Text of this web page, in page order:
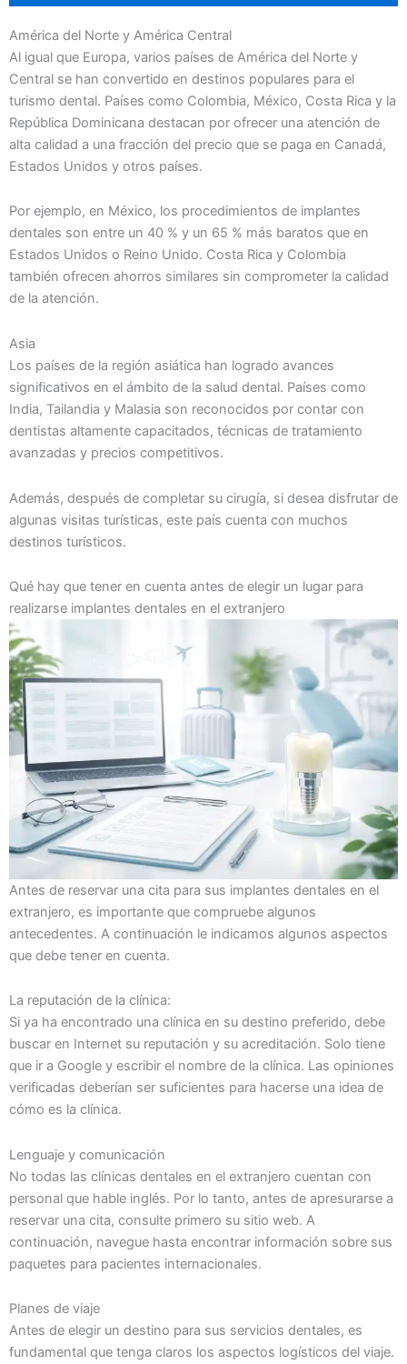
América del Norte y América Central
Al igual que Europa, varios países de América del Norte y
Central se han convertido en destinos populares para el
turismo dental. Países como Colombia, México, Costa Rica y la
República Dominicana destacan por ofrecer una atención de
alta calidad a una fracción del precio que se paga en Canadá,
Estados Unidos y otros países.
Por ejemplo, en México, los procedimientos de implantes
dentales son entre un 40 % y un 65 % más baratos que en
Estados Unidos o Reino Unido. Costa Rica y Colombia
también ofrecen ahorros similares sin comprometer la calidad
de la atención.
Asia
Los países de la región asiática han logrado avances
significativos en el ámbito de la salud dental. Países como
India, Tailandia y Malasia son reconocidos por contar con
dentistas altamente capacitados, técnicas de tratamiento
avanzadas y precios competitivos.
Además, después de completar su cirugía, si desea disfrutar de
algunas visitas turísticas, este país cuenta con muchos
destinos turísticos.
Qué hay que tener en cuenta antes de elegir un lugar para
realizarse implantes dentales en el extranjero
Antes de reservar una cita para sus implantes dentales en el
extranjero, es importante que compruebe algunos
antecedentes. A continuación le indicamos algunos aspectos
que debe tener en cuenta.
La reputación de la clínica:
Si ya ha encontrado una clínica en su destino preferido, debe
buscar en Internet su reputación y su acreditación. Solo tiene
que ir a Google y escribir el nombre de la clínica. Las opiniones
verificadas deberían ser suficientes para hacerse una idea de
cómo es la clínica.
Lenguaje y comunicación
No todas las clínicas dentales en el extranjero cuentan con
personal que hable inglés. Por lo tanto, antes de apresurarse a
reservar una cita, consulte primero su sitio web. A
continuación, navegue hasta encontrar información sobre sus
paquetes para pacientes internacionales.
Planes de viaje
Antes de elegir un destino para sus servicios dentales, es
fundamental que tenga claros los aspectos logísticos del viaje.